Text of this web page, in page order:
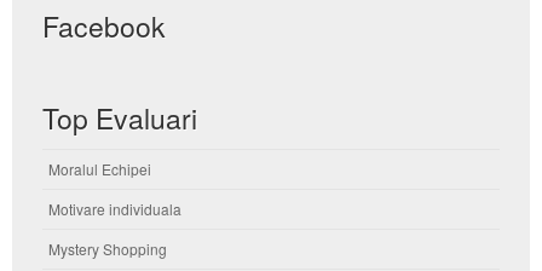
Facebook
Top Evaluari
Moralul Echipei
Motivare individuala
Mystery Shopping